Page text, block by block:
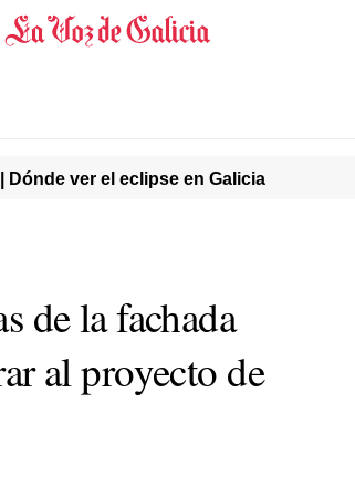
Dónde ver el eclipse en Galicia
de la fachada
al proyecto de